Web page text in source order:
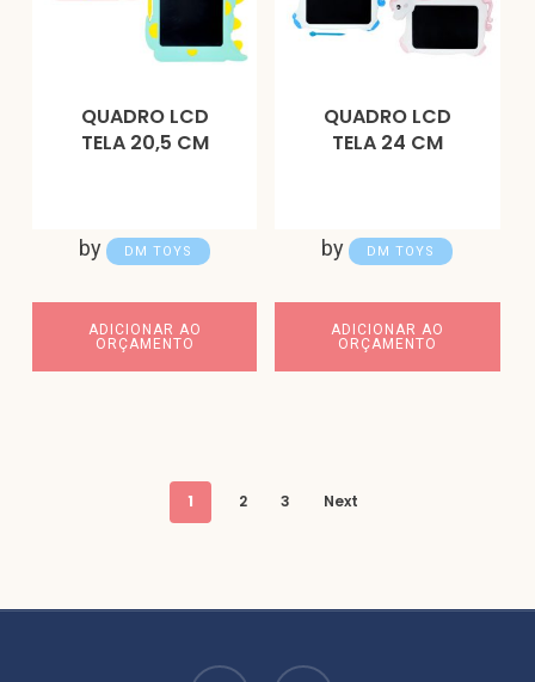
QUADRO LCD
TELA 20,5 CM
by DM TOYS
ADICIONAR AO
ORÇAMENTO
QUADRO LCD
TELA 24 CM
by DM TOYS
ADICIONAR AO
ORÇAMENTO
1 2 3 Next
facebook instagram